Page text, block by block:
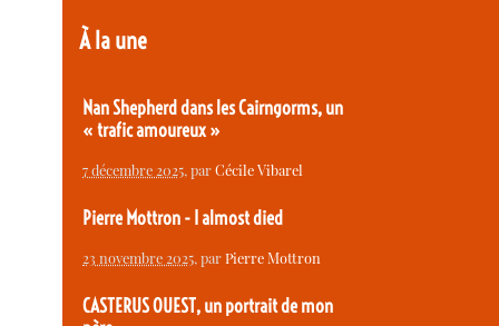
À la une
Nan Shepherd dans les Cairngorms, un
« trafic amoureux »
7 décembre 2025, parCécile Vibarel
Pierre Mottron - I almost died
23 novembre 2025, parPierre Mottron
CASTERUS OUEST, un portrait de mon